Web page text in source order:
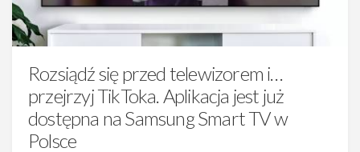
Rozsiądź się przed telewizorem i…
przejrzyj TikToka. Aplikacja jest już
dostępna na Samsung Smart TV w
Polsce